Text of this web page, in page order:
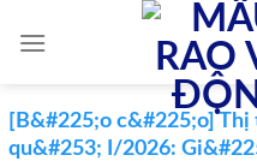
[B&#225;o c&#225;o]
qu&#253; I/2026: